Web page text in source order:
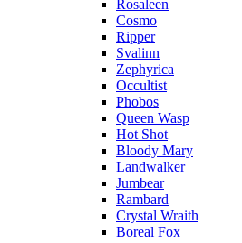
Rosaleen
Cosmo
Ripper
Svalinn
Zephyrica
Occultist
Phobos
Queen Wasp
Hot Shot
Bloody Mary
Landwalker
Jumbear
Rambard
Crystal Wraith
Boreal Fox